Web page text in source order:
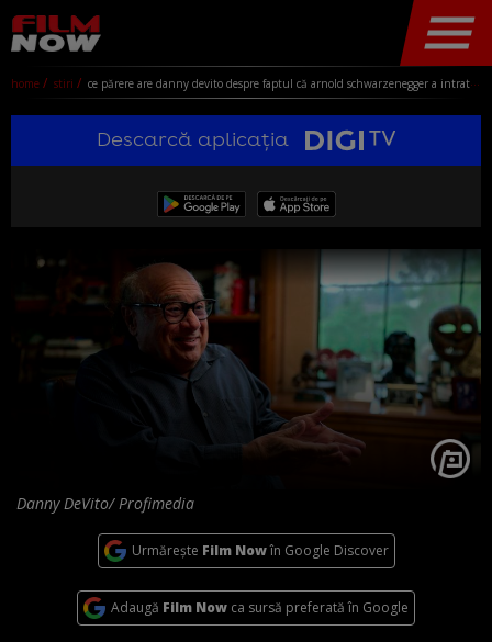
home stiri ce părere are danny devito despre faptul că arnold schwarzenegger a intrat în politică: „mai bine făcea twins 2 în loc să devină guvernator”
Descarcă aplicația
Danny DeVito/ Profimedia
Urmărește Film Nowîn Google Discover
Adaugă Film Now ca sursă preferată în Google